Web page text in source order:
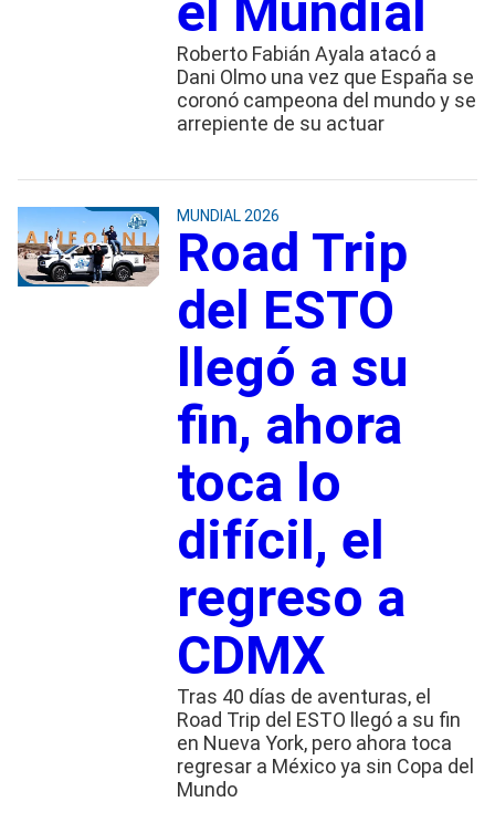
Roberto Fabián Ayala atacó a
Dani Olmo una vez que España se
coronó campeona del mundo y se
arrepiente de su actuar
MUNDIAL 2026
Road Trip
del ESTO
llegó a su
fin, ahora
toca lo
difícil, el
regreso a
CDMX
Tras 40 días de aventuras, el
Road Trip del ESTO llegó a su fin
en Nueva York, pero ahora toca
regresar a México ya sin Copa del
Mundo